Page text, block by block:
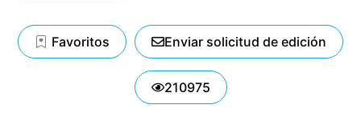
Favoritos Enviar solicitud de edición
210975